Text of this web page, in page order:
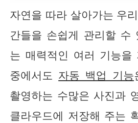
자연을 따라 살아가는 우
간들을 손쉽게 관리할 수
는 매력적인 여러 기능을
중에서도 자동 백업 기능
촬영하는 수많은 사진과
클라우드에 저장해 주는